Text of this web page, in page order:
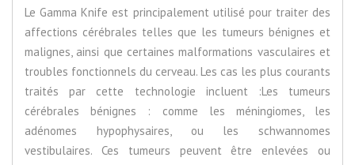
Le Gamma Knife est principalement utilisé pour traiter des
affections cérébrales telles que les tumeurs bénignes et
malignes, ainsi que certaines malformations vasculaires et
troubles fonctionnels du cerveau. Les cas les plus courants
traités par cette technologie incluent :Les tumeurs
cérébrales bénignes : comme les méningiomes, les
adénomes hypophysaires, ou les schwannomes
vestibulaires. Ces tumeurs peuvent être enlevées ou